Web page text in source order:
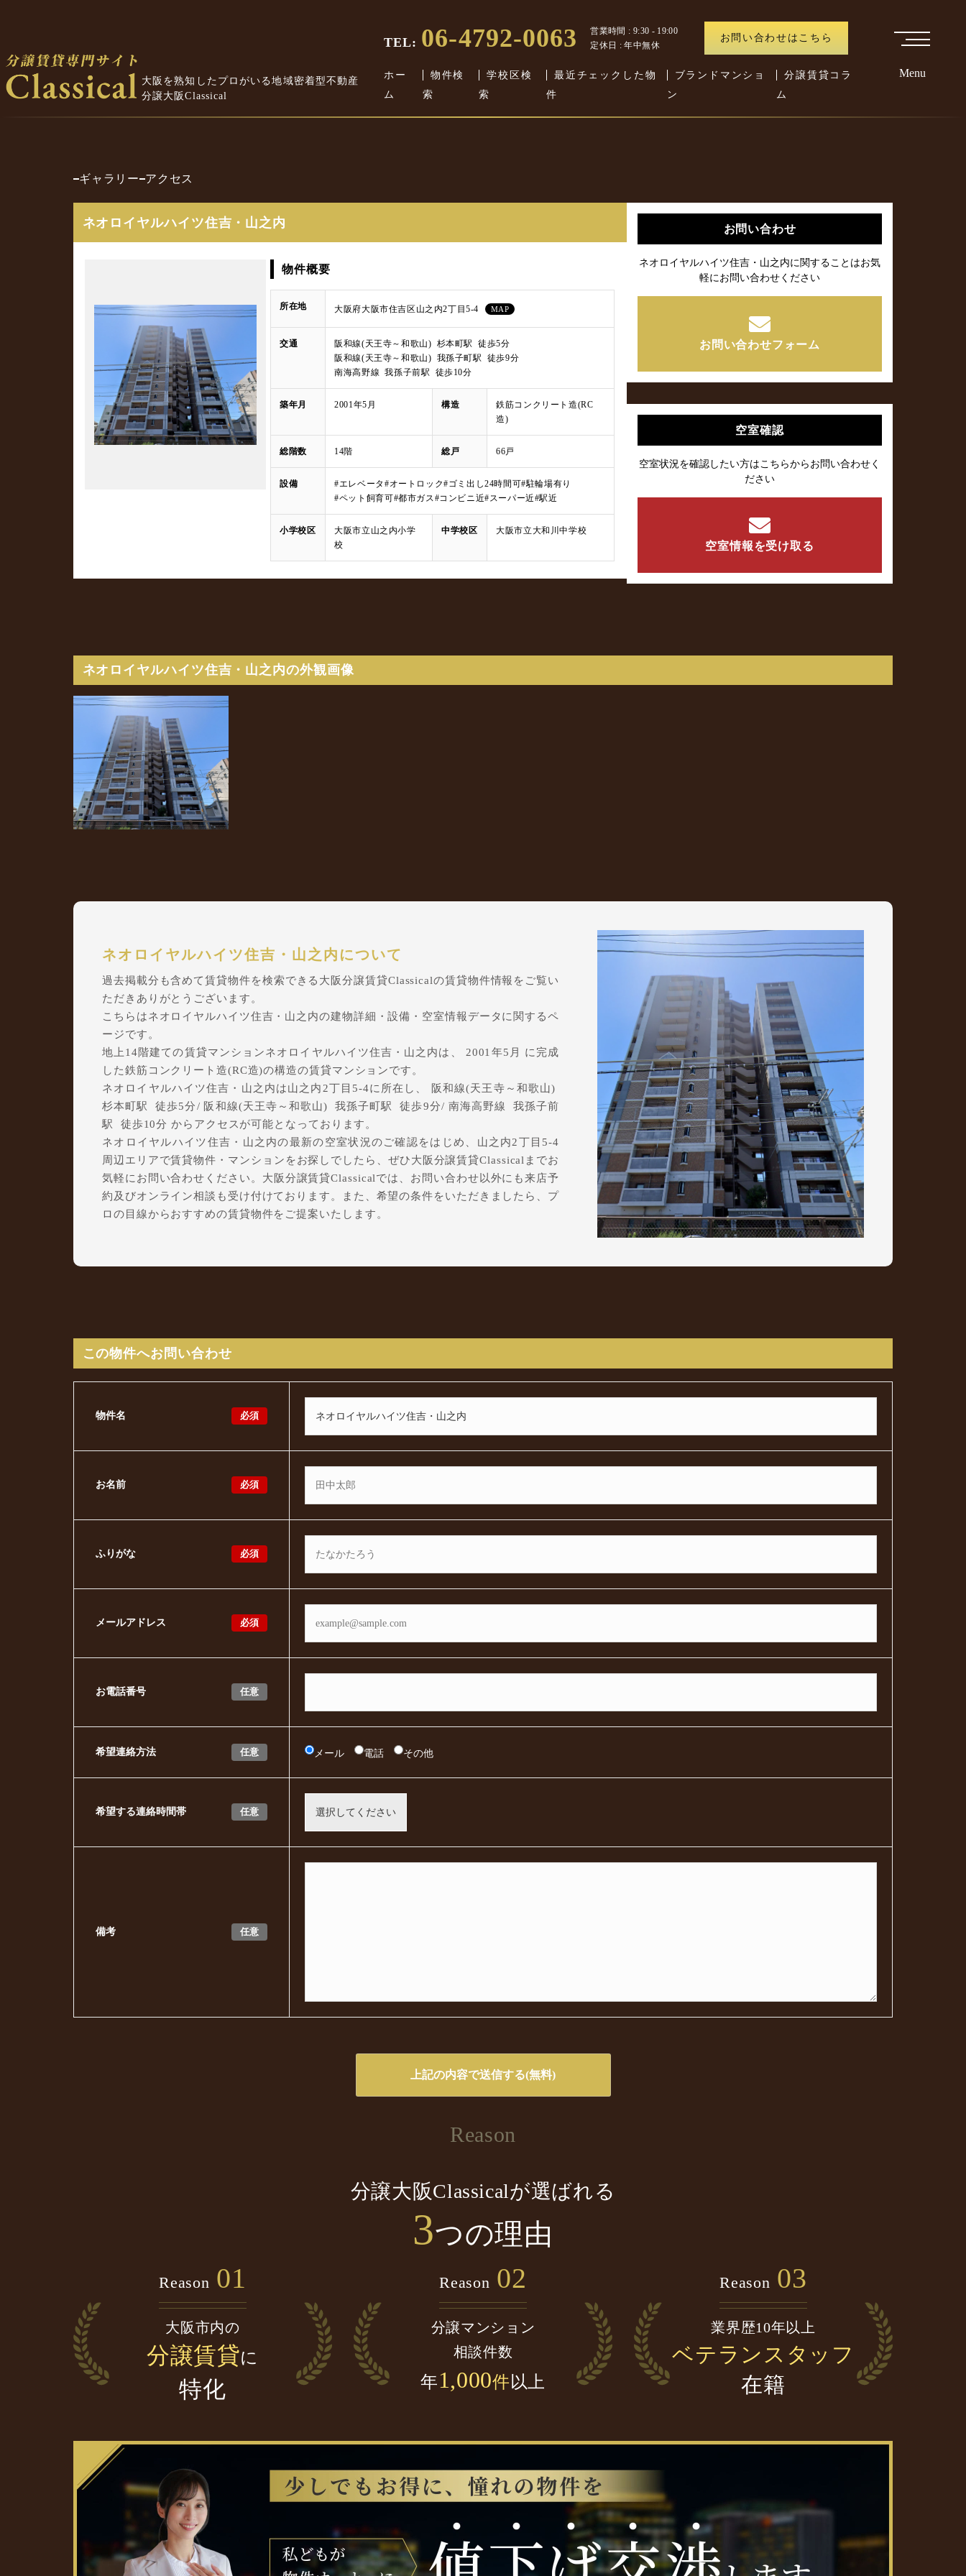
大阪を熟知したプロがいる地域密着型不動産
分譲大阪Classical
TEL: 06-4792-0063
営業時間 : 9:30 - 19:00
定休日 : 年中無休
お問い合わせはこちら
ホー
ム
物件検
索
学校区検
索
最近チェックした物
件
ブランドマンショ
ン
分譲賃貸コラ
ム
Menu
ギャラリー アクセス
ネオロイヤルハイツ住吉・山之内
物件概要
所在地 大阪府大阪市住吉区山之内2丁目5-4 MAP
交通
阪和線(天王寺～和歌山) 杉本町駅 徒歩5分
阪和線(天王寺～和歌山) 我孫子町駅 徒歩9分
南海高野線 我孫子前駅 徒歩10分
築年月 2001年5月 構造
鉄筋コンクリート造(RC
造)
総階数 14階 総戸 66戸
設備 #エレベータ #オートロック#ゴミ出し24時間可#駐輪場有り
#ペット飼育可#都市ガス#コンビニ近#スーパー近#駅近
小学校区
大阪市立山之内小学
校
中学校区 大阪市立大和川中学校
お問い合わせ
ネオロイヤルハイツ住吉・山之内に関することはお気
軽にお問い合わせください
お問い合わせフォーム
空室確認
空室状況を確認したい方はこちらからお問い合わせく
ださい
空室情報を受け取る
ネオロイヤルハイツ住吉・山之内の外観画像
ネオロイヤルハイツ住吉・山之内について
過去掲載分も含めて賃貸物件を検索できる大阪分譲賃貸Classicalの賃貸物件情報をご覧い
ただきありがとうございます。
こちらはネオロイヤルハイツ住吉・山之内の建物詳細・設備・空室情報データに関するペ
ージです。
地上14階建ての賃貸マンションネオロイヤルハイツ住吉・山之内は、 2001年5月 に完成
した鉄筋コンクリート造(RC造)の構造の賃貸マンションです。
ネオロイヤルハイツ住吉・山之内は山之内2丁目5-4に所在し、 阪和線(天王寺～和歌山)
杉本町駅 徒歩5分/ 阪和線(天王寺～和歌山) 我孫子町駅 徒歩9分/ 南海高野線 我孫子前
駅 徒歩10分 からアクセスが可能となっております。
ネオロイヤルハイツ住吉・山之内の最新の空室状況のご確認をはじめ、山之内2丁目5-4
周辺エリアで賃貸物件・マンションをお探しでしたら、ぜひ大阪分譲賃貸Classicalまでお
気軽にお問い合わせください。大阪分譲賃貸Classicalでは、お問い合わせ以外にも来店予
約及びオンライン相談も受け付けております。また、希望の条件をいただきましたら、プ
ロの目線からおすすめの賃貸物件をご提案いたします。
この物件へお問い合わせ
必須
物件名
必須
お名前
必須
ふりがな
必須
メールアドレス
任意
お電話番号
任意
希望連絡方法 メール 電話 その他
任意
希望する連絡時間帯
任意
備考
Reason
分譲大阪Classicalが選ばれる
3つの理由
Reason 01
大阪市内の
分譲賃貸に
特化
Reason 02
分譲マンション
相談件数
年1,000件以上
Reason 03
業界歴10年以上
ベテランスタッフ
在籍